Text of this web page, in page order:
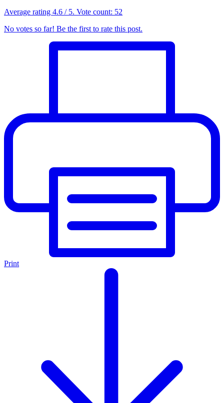
Average rating 4.6 / 5. Vote count: 52
No votes so far! Be the first to rate this post.
Print